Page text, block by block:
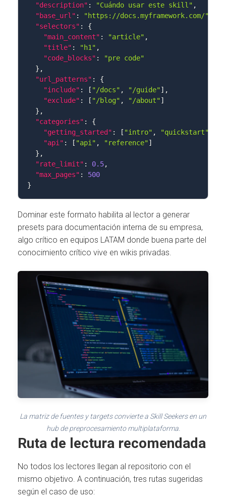
"description" : "Cuándo usar este skill" ,
"base_url" : "https://docs.myframework.com/"
"selectors" :
{
"main_content" : "article" ,
"title" : "h1" ,
"code_blocks" :
"pre code"
} ,
"url_patterns" :
{
"include" : [ "/docs" , "/guide"] ,
"exclude" : [ "/blog" , "/about"]
} ,
"categories" :
{
"getting_started" : [ "intro" , "quickstart"
"api" : [ "api" , "reference"]
} ,
"rate_limit" : 0.5,
"max_pages" :
500
}
Dominar este formato habilita al lector a generar
presets para documentación interna de su empresa,
algo crítico en equipos LATAM donde buena parte del
conocimiento crítico vive en wikis privadas.
La matriz de fuentes y targets convierte a Skill Seekers en un
hub de preprocesamiento multiplataforma.
Ruta de lectura recomendada
No todos los lectores llegan al repositorio con el
mismo objetivo. A continuación, tres rutas sugeridas
según el caso de uso: